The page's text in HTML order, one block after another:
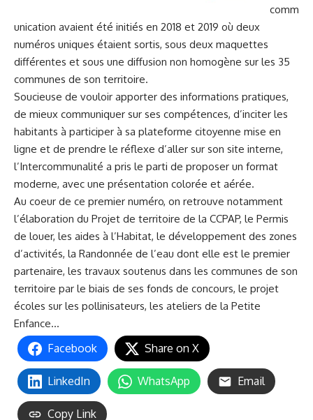
comm
unication avaient été initiés en 2018 et 2019 où deux
numéros uniques étaient sortis, sous deux maquettes
différentes et sous une diffusion non homogène sur les 35
communes de son territoire.
Soucieuse de vouloir apporter des informations pratiques,
de mieux communiquer sur ses compétences, d’inciter les
habitants à participer à sa plateforme citoyenne mise en
ligne et de prendre le réflexe d’aller sur son site interne,
l’Intercommunalité a pris le parti de proposer un format
moderne, avec une présentation colorée et aérée.
Au coeur de ce premier numéro, on retrouve notamment
l’élaboration du Projet de territoire de la CCPAP, le Permis
de louer, les aides à l’Habitat, le développement des zones
d’activités, la Randonnée de l’eau dont elle est le premier
partenaire, les travaux soutenus dans les communes de son
territoire par le biais de ses fonds de concours, le projet
écoles sur les pollinisateurs, les ateliers de la Petite
Enfance…
Facebook Share on X
LinkedIn WhatsApp Email
Copy Link